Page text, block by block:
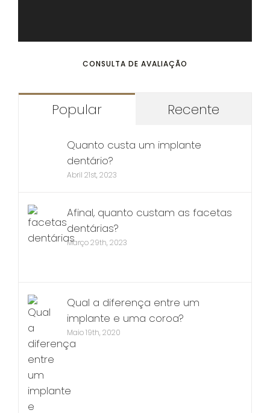
CONSULTA DE AVALIAÇÃO
Popular Recente
Quanto custa um implante
dentário?
Abril 21st, 2023
Afinal, quanto custam as facetas
dentárias?
Março 29th, 2023
Qual a diferença entre um
implante e uma coroa?
Maio 19th, 2020